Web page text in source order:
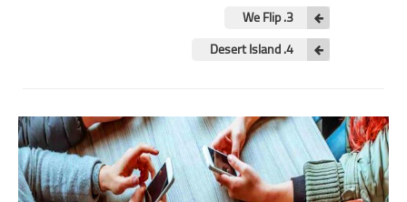
العاب الايفون
هواتف وكمبيوتر
3. We Flip
4. Desert Island